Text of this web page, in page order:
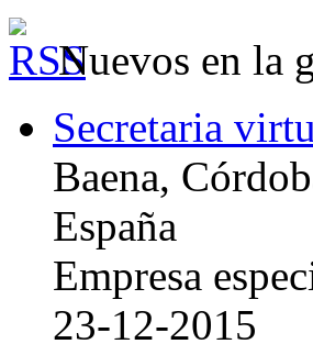
Nuevos en la
Secretaria
Baena,
España
Empresa
23-12-2015